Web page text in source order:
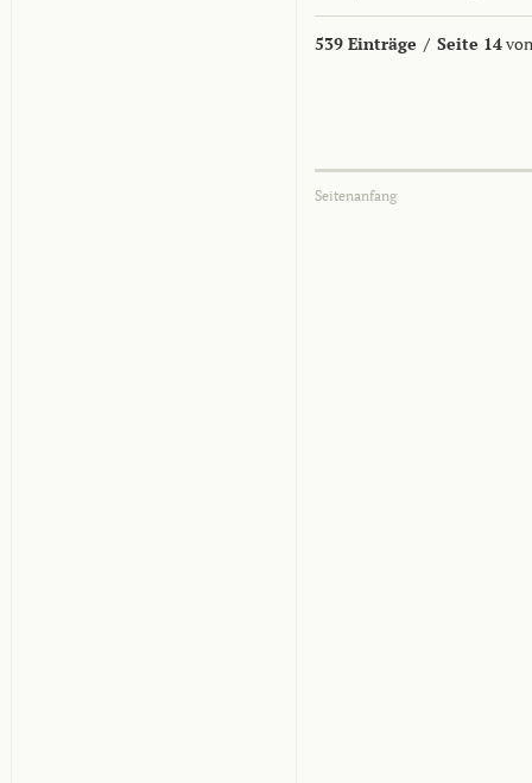
539 Einträge / Seite 14
Seitenanfang